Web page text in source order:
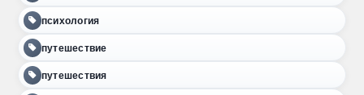
психология
путешествие
путешествия